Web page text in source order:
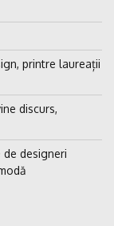
printre laureații
discurs,
designeri